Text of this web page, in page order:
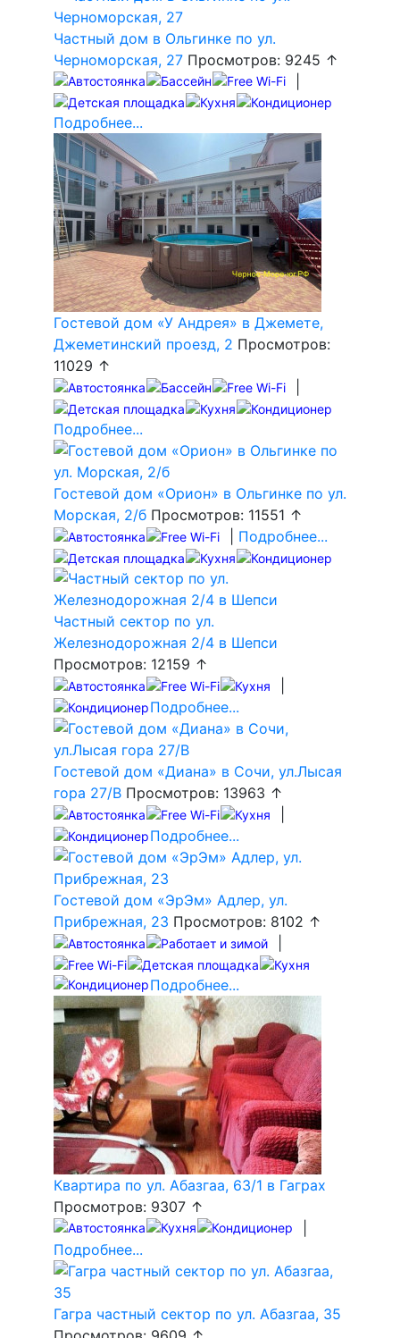
Частный дом в Ольгинке по ул.
Черноморская, 27 Просмотров: 9245 ↑
Подробнее...
Гостевой дом «У Андрея» в Джемете,
Джеметинский проезд, 2 Просмотров:
11029 ↑
Подробнее...
Гостевой дом «Орион» в Ольгинке по ул.
Морская, 2/б Просмотров: 11551 ↑
Подробнее...
Частный сектор по ул.
Железнодорожная 2/4 в Шепси
Просмотров: 12159 ↑
Подробнее...
Гостевой дом «Диана» в Сочи, ул.Лысая
гора 27/В Просмотров: 13963 ↑
Подробнее...
Гостевой дом «ЭрЭм» Адлер, ул.
Прибрежная, 23 Просмотров: 8102 ↑
Подробнее...
Квартира по ул. Абазгаа, 63/1 в Гаграх
Просмотров: 9307 ↑
Подробнее...
Гагра частный сектор по ул. Абазгаа, 35